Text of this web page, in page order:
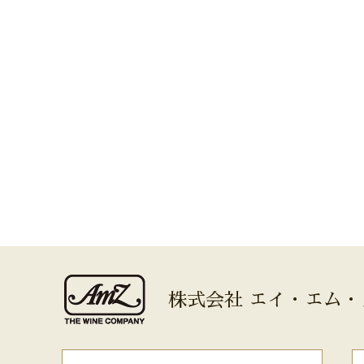
株式会社 エイ・エム